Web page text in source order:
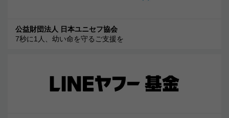
公益財団法人 日本ユニセフ協会
7秒に1人、幼い命を守るご支援を